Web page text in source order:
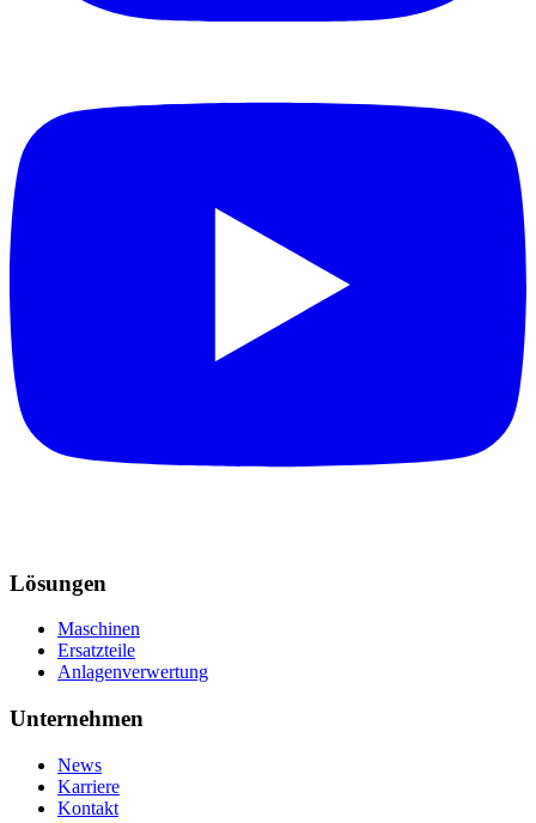
Lösungen
Maschinen
Ersatzteile
Anlagenverwertung
Unternehmen
News
Karriere
Kontakt